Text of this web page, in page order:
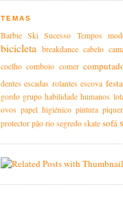
TEMAS
Barbie Ski Sucesso Tempos
bicicleta breakdance cabelo
coelho comboio comer
dentes escadas rolantes escova festa
gordo grupo habilidade humanos
ovos papel higiénico pintura
protector pão rio segredo skate sofá